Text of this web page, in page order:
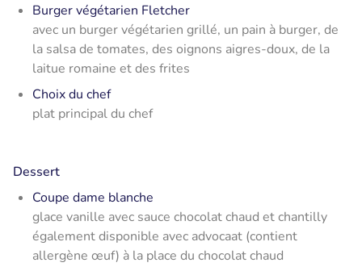
Burger végétarien Fletcher
avec un burger végétarien grillé, un pain à burger, de
la salsa de tomates, des oignons aigres-doux, de la
laitue romaine et des frites
Choix du chef
plat principal du chef
Dessert
Coupe dame blanche
glace vanille avec sauce chocolat chaud et chantilly
également disponible avec advocaat (contient
allergène œuf) à la place du chocolat chaud